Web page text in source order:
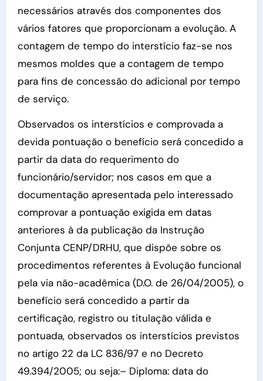
necessários através dos componentes dos
vários fatores que proporcionam a evolução. A
contagem de tempo do interstício faz-se nos
mesmos moldes que a contagem de tempo
para fins de concessão do adicional por tempo
de serviço.
Observados os interstícios e comprovada a
devida pontuação o benefício será concedido a
partir da data do requerimento do
funcionário/servidor; nos casos em que a
documentação apresentada pelo interessado
comprovar a pontuação exigida em datas
anteriores à da publicação da Instrução
Conjunta CENP/DRHU, que dispõe sobre os
procedimentos referentes à Evolução funcional
pela via não-acadêmica (D.O. de 26/04/2005), o
benefício será concedido a partir da
certificação, registro ou titulação válida e
pontuada, observados os interstícios previstos
no artigo 22 da LC 836/97 e no Decreto
49.394/2005; ou seja:– Diploma: data do